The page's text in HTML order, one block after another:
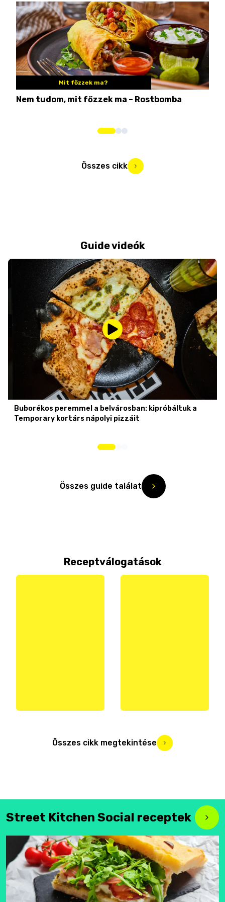
Mit főzzek ma?
Nem tudom, mit főzzek ma – Rostbomba
Összes cikk
Guide videók
Buborékos peremmel a belvárosban: kipróbáltuk a
Temporary kortárs nápolyi pizzáit
Összes guide találat
Receptválogatások
Összes cikk megtekintése
Street Kitchen Social receptek